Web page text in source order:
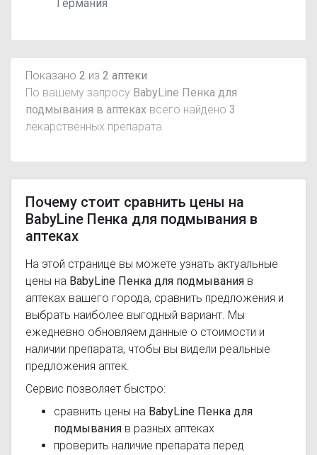
Германия
Показано 2 из 2 аптеки
По вашему запросу BabyLine Пенка для
подмывания в аптеках всего найдено 3
лекарственных препарата
Почему стоит сравнить цены на
BabyLine Пенка для подмывания в
аптеках
На этой странице вы можете узнать актуальные
цены на BabyLine Пенка для подмывания в
аптеках вашего города, сравнить предложения и
выбрать наиболее выгодный вариант. Мы
ежедневно обновляем данные о стоимости и
наличии препарата, чтобы вы видели реальные
предложения аптек.
Сервис позволяет быстро:
сравнить цены на BabyLine Пенка для
подмывания в разных аптеках
проверить наличие препарата перед